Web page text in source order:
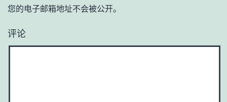
您的电子邮箱地址不会被公开。
评论